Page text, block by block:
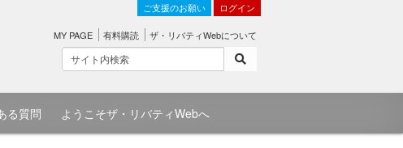
ご支援のお願い ログイン
MY PAGE 有料購読 ザ・リバティWebについて
る質問 ようこそザ・リバティWebへ